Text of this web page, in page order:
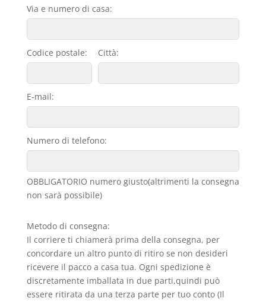
Via e numero di casa:
Codice postale: Città:
E-mail:
Numero di telefono:
OBBLIGATORIO numero giusto(altrimenti la consegna
non sarà possibile)
Metodo di consegna:
Il corriere ti chiamerà prima della consegna, per
concordare un altro punto di ritiro se non desideri
ricevere il pacco a casa tua. Ogni spedizione è
discretamente imballata in due parti,quindi può
essere ritirata da una terza parte per tuo conto (Il